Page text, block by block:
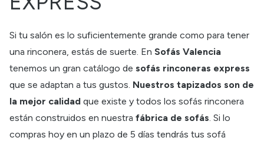
Si tu salón es lo suficientemente grande como para tener
una rinconera, estás de suerte. En Sofás Valencia
tenemos un gran catálogo de sofás rinconeras express
que se adaptan a tus gustos. Nuestros tapizados son de
la mejor calidad que existe y todos los sofás rinconera
están construidos en nuestra fábrica de sofás. Si lo
compras hoy en un plazo de 5 días tendrás tus sofá